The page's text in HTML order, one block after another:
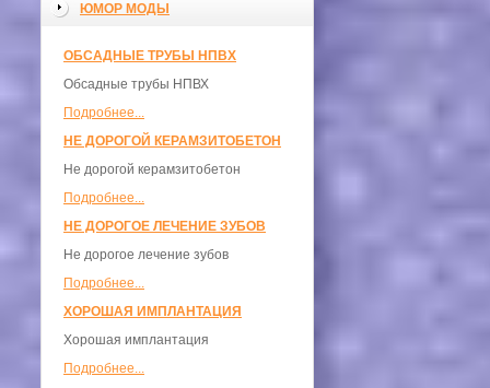
ЮМОР МОДЫ
ОБСАДНЫЕ ТРУБЫ НПВХ
Обсадные трубы НПВХ
Подробнее...
НЕ ДОРОГОЙ КЕРАМЗИТОБЕТОН
Не дорогой керамзитобетон
Подробнее...
НЕ ДОРОГОЕ ЛЕЧЕНИЕ ЗУБОВ
Не дорогое лечение зубов
Подробнее...
ХОРОШАЯ ИМПЛАНТАЦИЯ
Хорошая имплантация
Подробнее...